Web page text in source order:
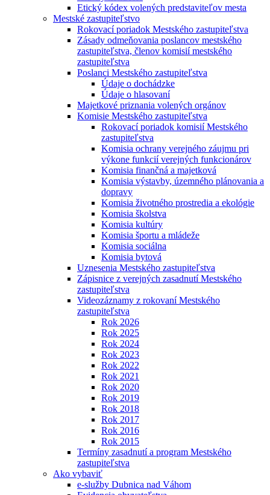
Etický kódex volených predstaviteľov mesta
Mestské zastupiteľstvo
Rokovací poriadok Mestského zastupiteľstva
Zásady odmeňovania poslancov mestského
zastupiteľstva, členov komisií mestského
zastupiteľstva
Poslanci Mestského zastupiteľstva
Údaje o dochádzke
Údaje o hlasovaní
Majetkové priznania volených orgánov
Komisie Mestského zastupiteľstva
Rokovací poriadok komisií Mestského
zastupiteľstva
Komisia ochrany verejného záujmu pri
výkone funkcií verejných funkcionárov
Komisia finančná a majetková
Komisia výstavby, územného plánovania a
dopravy
Komisia životného prostredia a ekológie
Komisia školstva
Komisia kultúry
Komisia športu a mládeže
Komisia sociálna
Komisia bytová
Uznesenia Mestského zastupiteľstva
Zápisnice z verejných zasadnutí Mestského
zastupiteľstva
Videozáznamy z rokovaní Mestského
zastupiteľstva
Rok 2026
Rok 2025
Rok 2024
Rok 2023
Rok 2022
Rok 2021
Rok 2020
Rok 2019
Rok 2018
Rok 2017
Rok 2016
Rok 2015
Termíny zasadnutí a program Mestského
zastupiteľstva
Ako vybaviť
e-služby Dubnica nad Váhom